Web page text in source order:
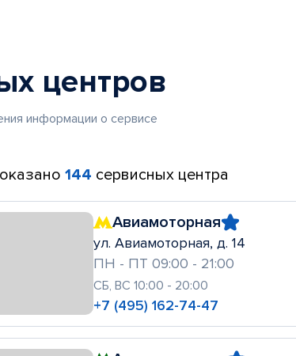
центров
информации о сервисе
144 сервисных центра
Авиамоторная
ул. Авиамоторная, д. 14
ПН - ПТ 09:00 - 21:00
СБ, ВС 10:00 - 20:00
+7 (495) 162-74-47